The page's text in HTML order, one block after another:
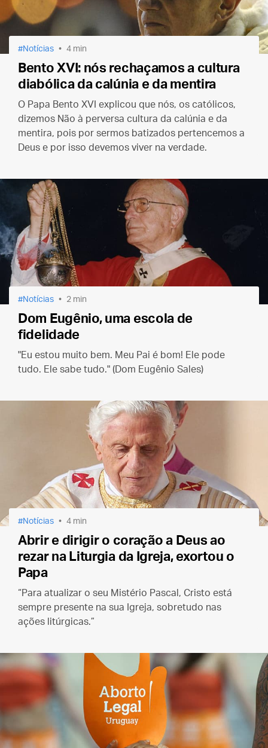
Notícias 4 min
Bento XVI: nós rechaçamos a cultura
diabólica da calúnia e da mentira
O Papa Bento XVI explicou que nós, os católicos,
dizemos Não à perversa cultura da calúnia e da
mentira, pois por sermos batizados pertencemos a
Deus e por isso devemos viver na verdade.
Notícias 2 min
Dom Eugênio, uma escola de
fidelidade
"Eu estou muito bem. Meu Pai é bom! Ele pode
tudo. Ele sabe tudo." (Dom Eugênio Sales)
Notícias 4 min
Abrir e dirigir o coração a Deus ao
rezar na Liturgia da Igreja, exortou o
Papa
“Para atualizar o seu Mistério Pascal, Cristo está
sempre presente na sua Igreja, sobretudo nas
ações litúrgicas.”